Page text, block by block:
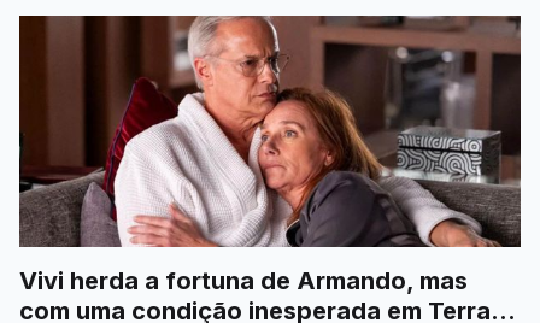
Vivi herda a fortuna de Armando, mas
com uma condição inesperada em Terra